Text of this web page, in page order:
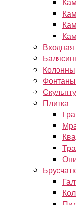
Входная
Колонны
Фонтаны
Плитка